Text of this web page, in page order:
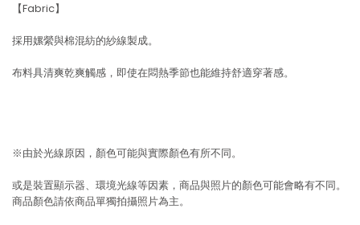
【Fabric】
採用嫘縈與棉混紡的紗線製成。
布料具清爽乾爽觸感，即使在悶熱季節也能維持舒適穿著感。
※由於光線原因，顏色可能與實際顏色有所不同。
或是裝置顯示器、環境光線等因素，商品與照片的顏色可能會略有不同。
商品顏色請依商品單獨拍攝照片為主。